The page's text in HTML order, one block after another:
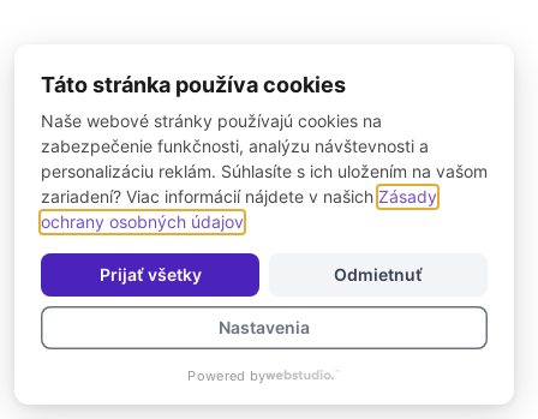
Táto stránka používa cookies
Naše webové stránky používajú cookies na
zabezpečenie funkčnosti, analýzu návštevnosti a
personalizáciu reklám. Súhlasíte s ich uložením na vašom
zariadení? Viac informácií nájdete v našich Zásady
ochrany osobných údajov
Prijať všetky Odmietnuť
Nastavenia
Powered by